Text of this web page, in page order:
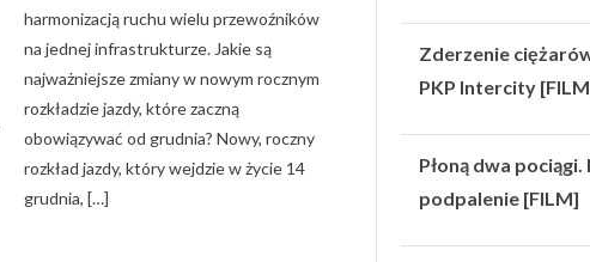
harmonizacją ruchu wielu przewoźników
na jednej infrastrukturze. Jakie są
najważniejsze zmiany w nowym rocznym
rozkładzie jazdy, które zaczną
obowiązywać od grudnia? Nowy, roczny
rozkład jazdy, który wejdzie w życie 14
grudnia, […]
Zderzenie
PKP Intercity
Płoną dwa
podpalenie [FILM]